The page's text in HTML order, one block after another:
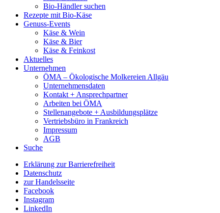
Bio-Händler suchen
Rezepte mit Bio-Käse
Genuss-Events
Käse & Wein
Käse & Bier
Käse & Feinkost
Aktuelles
Unternehmen
ÖMA – Ökologische Molkereien Allgäu
Unternehmensdaten
Kontakt + Ansprechpartner
Arbeiten bei ÖMA
Stellenangebote + Ausbildungsplätze
Vertriebsbüro in Frankreich
Impressum
AGB
Suche
Erklärung zur Barrierefreiheit
Datenschutz
zur Handelsseite
Facebook
Instagram
LinkedIn